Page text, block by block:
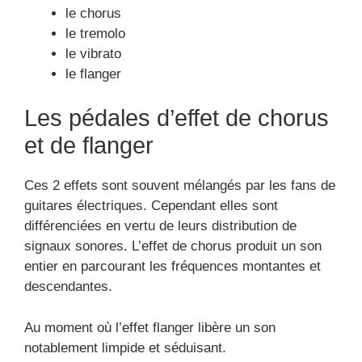
le chorus
le tremolo
le vibrato
le flanger
Les pédales d’effet de chorus
et de flanger
Ces 2 effets sont souvent mélangés par les fans de
guitares électriques. Cependant elles sont
différenciées en vertu de leurs distribution de
signaux sonores. L’effet de chorus produit un son
entier en parcourant les fréquences montantes et
descendantes.
Au moment où l’effet flanger libère un son
notablement limpide et séduisant.